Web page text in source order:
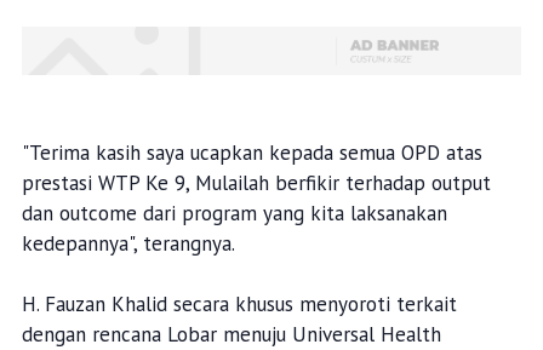
"Terima kasih saya ucapkan kepada semua OPD atas
prestasi WTP Ke 9, Mulailah berfikir terhadap output
dan outcome dari program yang kita laksanakan
kedepannya", terangnya.
H. Fauzan Khalid secara khusus menyoroti terkait
dengan rencana Lobar menuju Universal Health